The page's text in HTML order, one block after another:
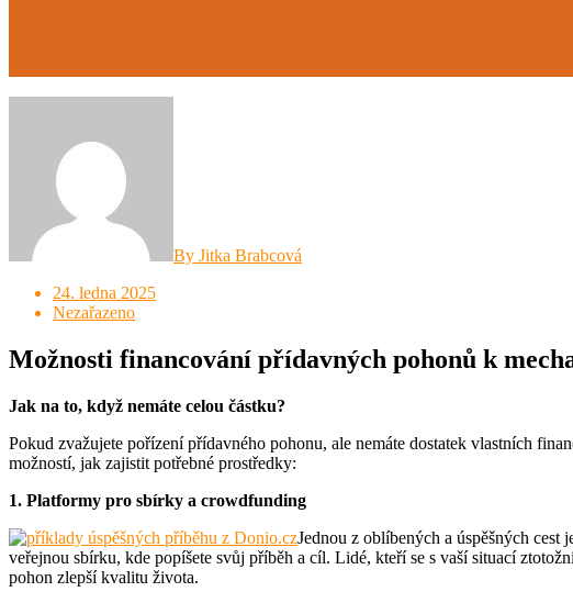
By Jitka Brabcová
24. ledna 2025
Nezařazeno
Možnosti financování přídavných pohonů k
Jak na to, když nemáte celou částku?
Pokud zvažujete pořízení přídavného pohonu, ale nemáte dostatek vlastních
možností, jak zajistit potřebné prostředky:
1. Platformy pro sbírky a crowdfunding
Jednou z oblíbených a úspěšných
veřejnou sbírku, kde popíšete svůj příběh a cíl. Lidé, kteří se s vaší situací
pohon zlepší kvalitu života.